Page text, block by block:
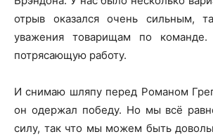
отрыв оказался очень сильным,
уважения товарищам по
потрясающую работу.
И снимаю шляпу перед Романом
он одержал победу. Но мы всё
силу, так что мы можем быть